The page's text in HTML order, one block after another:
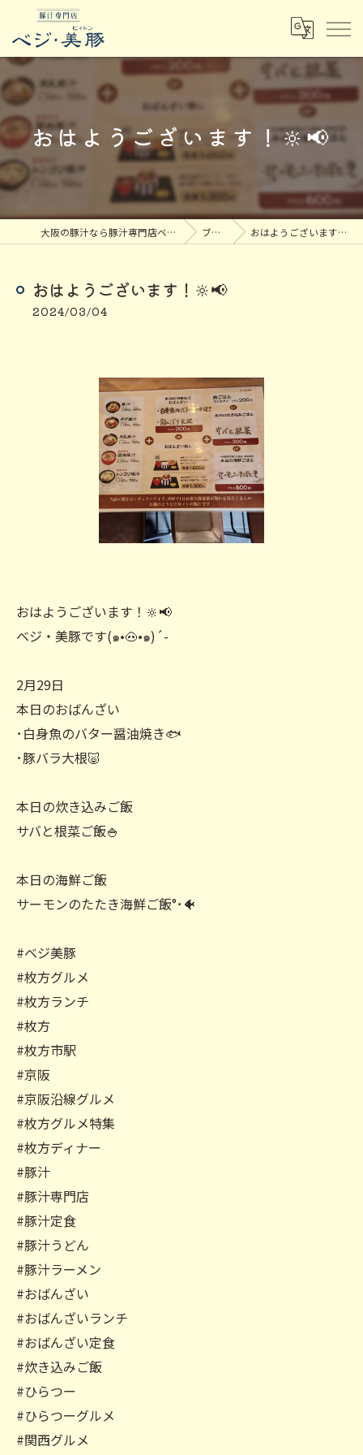
おはようございます！🔆‬📢
大阪の豚汁なら豚汁専門店ベジ・美豚 ブログ おはようございます！🔆‬📢
おはようございます！🔆‬📢
2024/03/04
おはようございます！🔆‬📢
ベジ・美豚です(๑•🐽•๑)´-
2月29日
本日のおばんざい
･白身魚のバター醤油焼き🐟️
･豚バラ大根🐷
本日の炊き込みご飯
サバと根菜ご飯🍚
本日の海鮮ご飯
サーモンのたたき海鮮ご飯°･🐠
#ベジ美豚
#枚方グルメ
#枚方ランチ
#枚方
#枚方市駅
#京阪
#京阪沿線グルメ
#枚方グルメ特集
#枚方ディナー
#豚汁
#豚汁専門店
#豚汁定食
#豚汁うどん
#豚汁ラーメン
#おばんざい
#おばんざいランチ
#おばんざい定食
#炊き込みご飯
#ひらつー
#ひらつーグルメ
#関西グルメ